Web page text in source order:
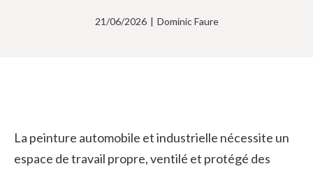
21/06/2026 | Dominic Faure
La peinture automobile et industrielle nécessite un
espace de travail propre, ventilé et protégé des